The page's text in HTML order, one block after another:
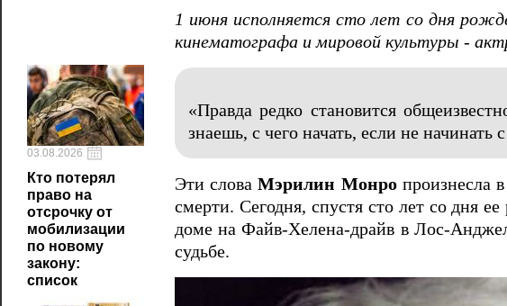
03.08.2026
Кто потерял
право на
отсрочку от
мобилизации
по новому
закону:
список
1 июня исполняется сто лет со дня
кинематографа и мировой культуры -
«Правда редко становится
знаешь, с чего начать, если не начинать
Эти словаМэрилин Монропроизнесла
смерти. Сегодня, спустя сто лет со дня
доме на Файв-Хелена-драйв в Лос-
судьбе.